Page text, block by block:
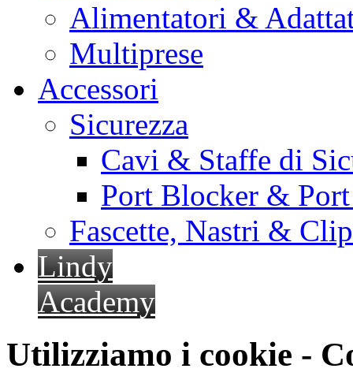
Alimentatori &
Multiprese
Accessori
Sicurezza
Cavi & Staffe di
Port Blocker &
Fascette, Nastri &
Lindy
Academy
Utilizziamo i cookie -